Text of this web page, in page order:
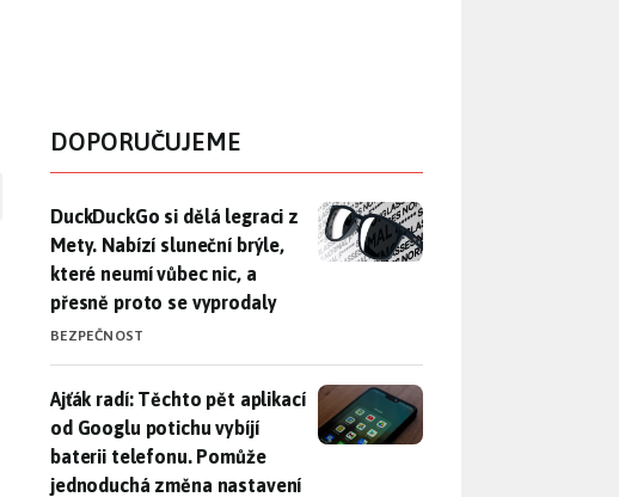
DOPORUČUJEME
DuckDuckGo si dělá legraci z Mety. Nabízí sluneční brýle, které
DuckDuckGo si dělá legraci z
Mety. Nabízí sluneční brýle,
které neumí vůbec nic, a
přesně proto se vyprodaly
BEZPEČNOST
Ajťák radí: Těchto pět aplikací od Googlu potichu vybíjí baterii
Ajťák radí: Těchto pět aplikací
od Googlu potichu vybíjí
baterii telefonu. Pomůže
jednoduchá změna nastavení